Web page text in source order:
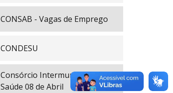
CONSAB - Vagas de Emprego
CONDESU
Consórcio Intermunicipal de
Saúde 08 de Abril